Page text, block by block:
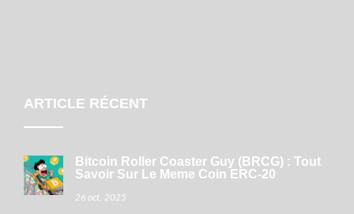
ARTICLE RÉCENT
Bitcoin Roller Coaster Guy (BRCG) : Tout
Savoir Sur Le Meme Coin ERC‑20
26 oct. 2025